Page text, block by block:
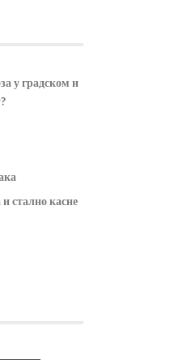
у градском и
стално касне